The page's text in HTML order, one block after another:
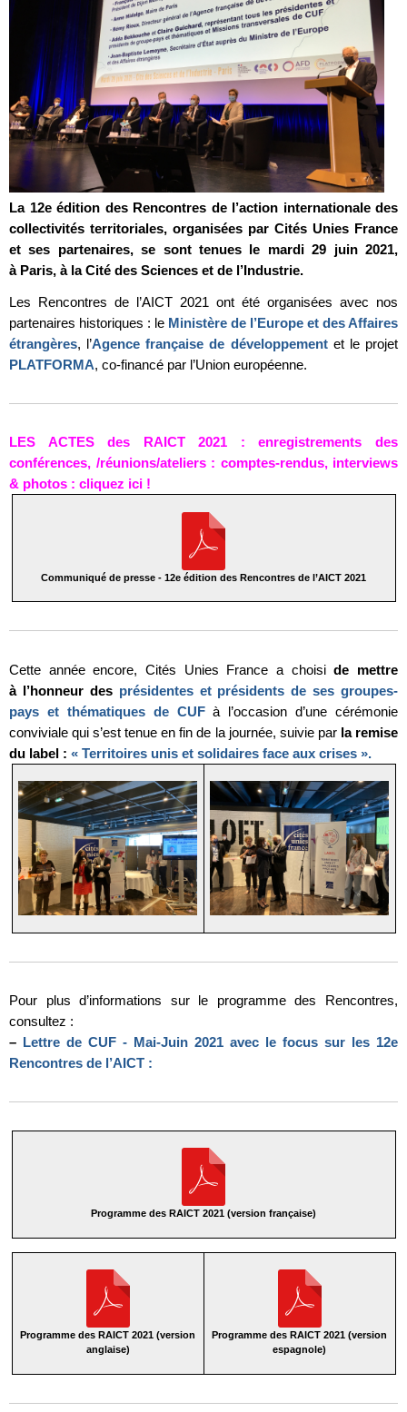
La 12e édition des Rencontres de l’action internationale des
collectivités territoriales, organisées par Cités Unies France
et ses partenaires, se sont tenues le mardi 29 juin 2021,
à Paris, à la Cité des Sciences et de l’Industrie.
Les Rencontres de l’AICT 2021 ont été organisées avec nos
partenaires historiques : le Ministère de l’Europe et des Affaires
étrangères, l’Agence française de développementet le projet
PLATFORMA, co-financé par l’Union européenne.
LES ACTES des RAICT 2021 : enregistrements des
conférences, /réunions/ateliers : comptes-rendus, interviews
& photos : cliquez ici !
Communiqué de presse - 12e édition des Rencontres de l’AICT 2021
Cette année encore, Cités Unies France a choiside mettre
à l’honneur des présidentes et présidents de ses groupes-
pays et thématiques de CUFà l’occasion d’une cérémonie
conviviale qui s’est tenue en fin de la journée, suivie par la remise
du label : « Territoires unis et solidaires face aux crises ».
Pour plus d’informations sur le programme des Rencontres,
consultez :
– Lettre de CUF - Mai-Juin 2021 avec le focus sur les 12e
Rencontres de l’AICT :
Programme des RAICT 2021 (version française)
Programme des RAICT 2021 (version
anglaise)
Programme des RAICT 2021 (version
espagnole)